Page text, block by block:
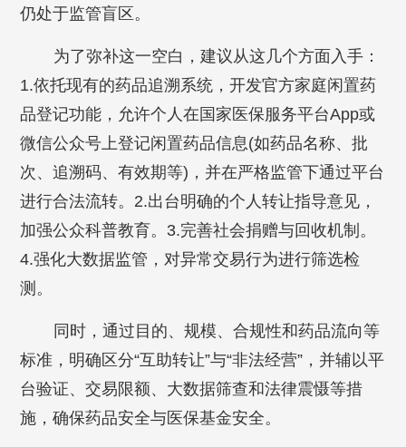
仍处于监管盲区。
为了弥补这一空白，建议从这几个方面入手：
1.依托现有的药品追溯系统，开发官方家庭闲置药
品登记功能，允许个人在国家医保服务平台App或
微信公众号上登记闲置药品信息(如药品名称、批
次、追溯码、有效期等)，并在严格监管下通过平台
进行合法流转。2.出台明确的个人转让指导意见，
加强公众科普教育。3.完善社会捐赠与回收机制。
4.强化大数据监管，对异常交易行为进行筛选检
测。
同时，通过目的、规模、合规性和药品流向等
标准，明确区分“互助转让”与“非法经营”，并辅以平
台验证、交易限额、大数据筛查和法律震慑等措
施，确保药品安全与医保基金安全。